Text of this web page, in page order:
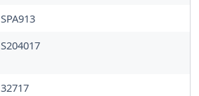
SPA913
S204017
32717